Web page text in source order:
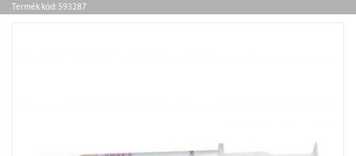
Termék kód: 593287